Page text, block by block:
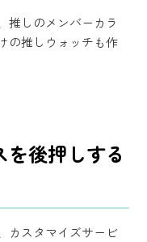
推しのメンバーカラ
の推しウォッチも作
後押しする
カスタマイズサービ